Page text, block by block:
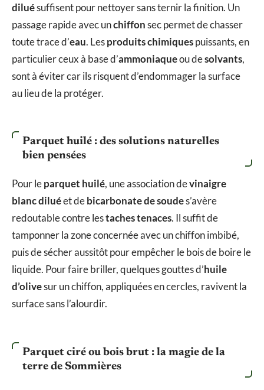
diluésuffisent pour nettoyer sans ternir la finition. Un
passage rapide avec unchiffonsec permet de chasser
toute trace d’eau. Lesproduits chimiquespuissants, en
particulier ceux à base d’ammoniaqueou desolvants,
sont à éviter car ils risquent d’endommager la surface
au lieu de la protéger.
Parquet huilé : des solutions naturelles
bien pensées
Pour leparquet huilé, une association devinaigre
blanc diluéet debicarbonate de soudes’avère
redoutable contre lestaches tenaces. Il suffit de
tamponner la zone concernée avec un chiffon imbibé,
puis de sécher aussitôt pour empêcher le bois de boire le
liquide. Pour faire briller, quelques gouttes d’huile
d’olivesur un chiffon, appliquées en cercles, ravivent la
surface sans l’alourdir.
Parquet ciré ou bois brut : la magie de la
terre de Sommières